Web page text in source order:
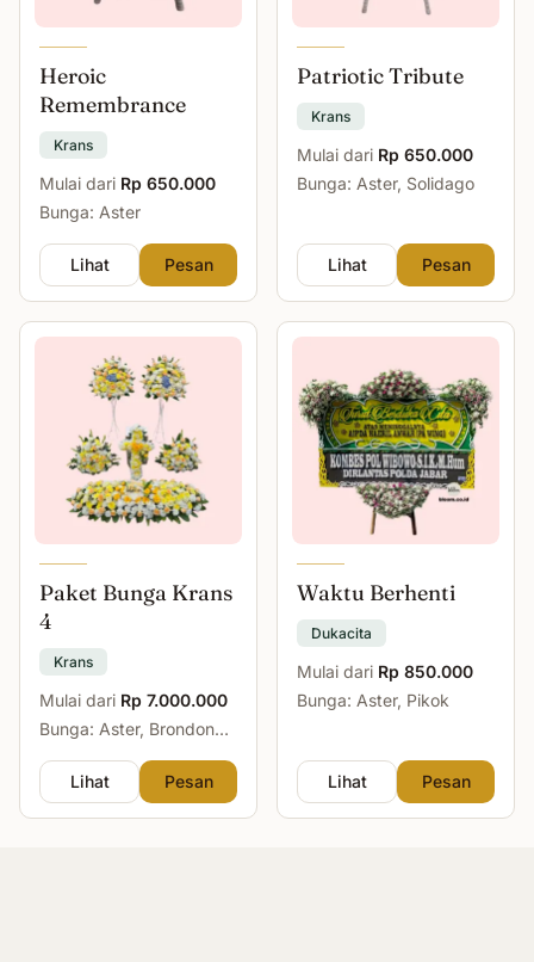
Heroic
Remembrance
Krans
Mulai dari Rp 650.000
Bunga: Aster
Lihat Pesan
Patriotic Tribute
Krans
Mulai dari Rp 650.000
Bunga: Aster, Solidago
Lihat Pesan
Paket Bunga Krans
4
Krans
Mulai dari Rp 7.000.000
Bunga: Aster, Brondong,
Lihat
Pesan
Waktu Berhenti
Dukacita
Mulai dari Rp 850.000
Bunga: Aster, Pikok
Lihat Pesan